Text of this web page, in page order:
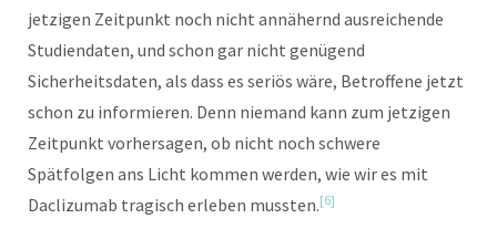
jetzigen Zeitpunkt noch nicht annähernd ausreichende
Studiendaten, und schon gar nicht genügend
Sicherheitsdaten, als dass es seriös wäre, Betroffene jetzt
schon zu informieren. Denn niemand kann zum jetzigen
Zeitpunkt vorhersagen, ob nicht noch schwere
Spätfolgen ans Licht kommen werden, wie wir es mit
Daclizumab tragisch erleben mussten.[6]